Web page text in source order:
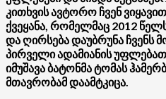
კითხვის ავტორო ჩვენ
ქვეყანა, რომელმაც 2012
და ღირსება დაუბრუნა ჩვენს
პირველი ადამიანის
იმუშავა ბატონმა ტომას
მთავრობამ დაამტკიცა.